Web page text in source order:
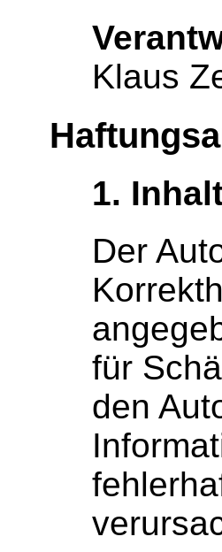
Klaus
1.
Der
für
den